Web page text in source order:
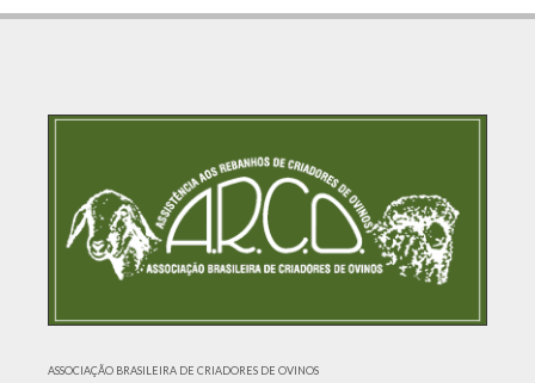
ASSOCIAÇÃO BRASILEIRA DE CRIADORES DE OVINOS